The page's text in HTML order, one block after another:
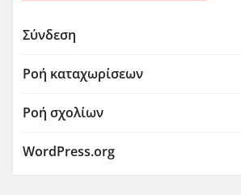
Σύνδεση
Ροή καταχωρίσεων
Ροή σχολίων
WordPress.org